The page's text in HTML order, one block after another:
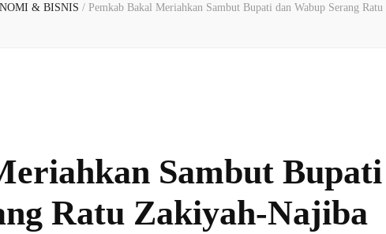
& BISNIS / Pemkab Bakal Meriahkan Sambut Bupati dan Wabup Serang
Sambut Bupati
Ratu Zakiyah-Najiba